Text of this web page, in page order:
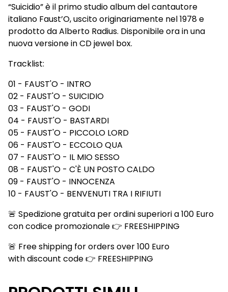
“Suicidio” è il primo studio album del cantautore
italiano Faust’O, uscito originariamente nel 1978 e
prodotto da Alberto Radius. Disponibile ora in una
nuova versione in CD jewel box.
Tracklist:
01 - FAUST'O - INTRO
02 - FAUST'O - SUICIDIO
03 - FAUST'O - GODI
04 - FAUST'O - BASTARDI
05 - FAUST'O - PICCOLO LORD
06 - FAUST'O - ECCOLO QUA
07 - FAUST'O - IL MIO SESSO
08 - FAUST'O - C'È UN POSTO CALDO
09 - FAUST'O - INNOCENZA
10 - FAUST'O - BENVENUTI TRA I RIFIUTI
🚨 Spedizione gratuita per ordini superiori a 100 Euro
con codice promozionale 👉 FREESHIPPING
🚨 Free shipping for orders over 100 Euro
with discount code 👉 FREESHIPPING